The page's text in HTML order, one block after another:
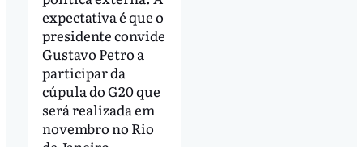
expectativa é que o
presidente convide
Gustavo Petro a
participar da
cúpula do G20 que
será realizada em
novembro no Rio